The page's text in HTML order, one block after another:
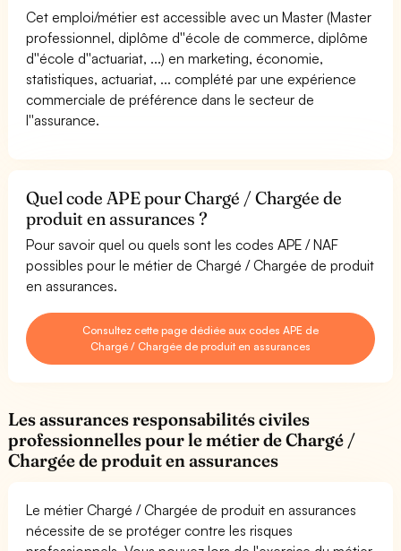
Cet emploi/métier est accessible avec un Master (Master
professionnel, diplôme d''école de commerce, diplôme
d''école d''actuariat, ...) en marketing, économie,
statistiques, actuariat, ... complété par une expérience
commerciale de préférence dans le secteur de
l''assurance.
Quel code APE pour Chargé / Chargée de
produit en assurances ?
Pour savoir quel ou quels sont les codes APE / NAF
possibles pour le métier de Chargé / Chargée de produit
en assurances.
Consultez cette page dédiée aux codes APE de
Chargé / Chargée de produit en assurances
Les assurances responsabilités civiles
professionnelles pour le métier de Chargé /
Chargée de produit en assurances
Le métier Chargé / Chargée de produit en assurances
nécessite de se protéger contre les risques